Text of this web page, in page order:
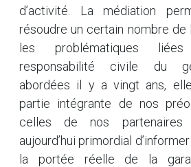
d’activité. La médiation
résoudre un certain nombre de
les problématiques
responsabilité civile du
abordées il y a vingt ans,
partie intégrante de nos
celles de nos
aujourd’hui primordial
la portée réelle de la